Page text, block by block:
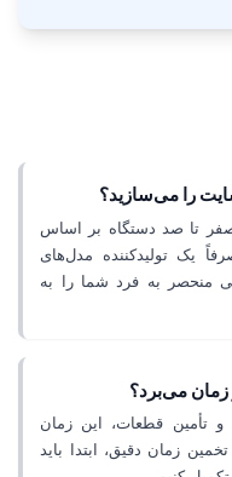
را می‌سازید؟
تا صد دستگاه بر اساس
یک تولیدکننده مدل‌های
منحصر به فرد شما را به
می‌برد؟
و تأمین قطعات، این زمان
زمان دقیق، ابتدا باید